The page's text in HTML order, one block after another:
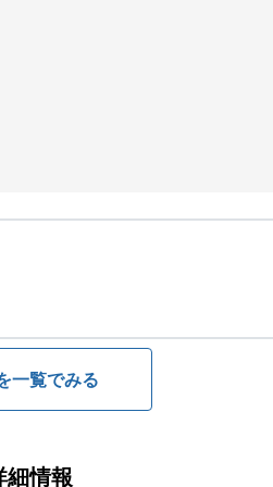
一覧でみる
細情報